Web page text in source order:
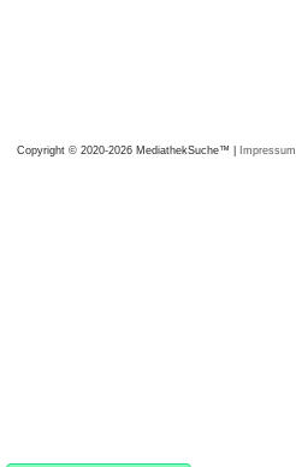
Copyright © 2020-2026 MediathekSuche™ | Impressum